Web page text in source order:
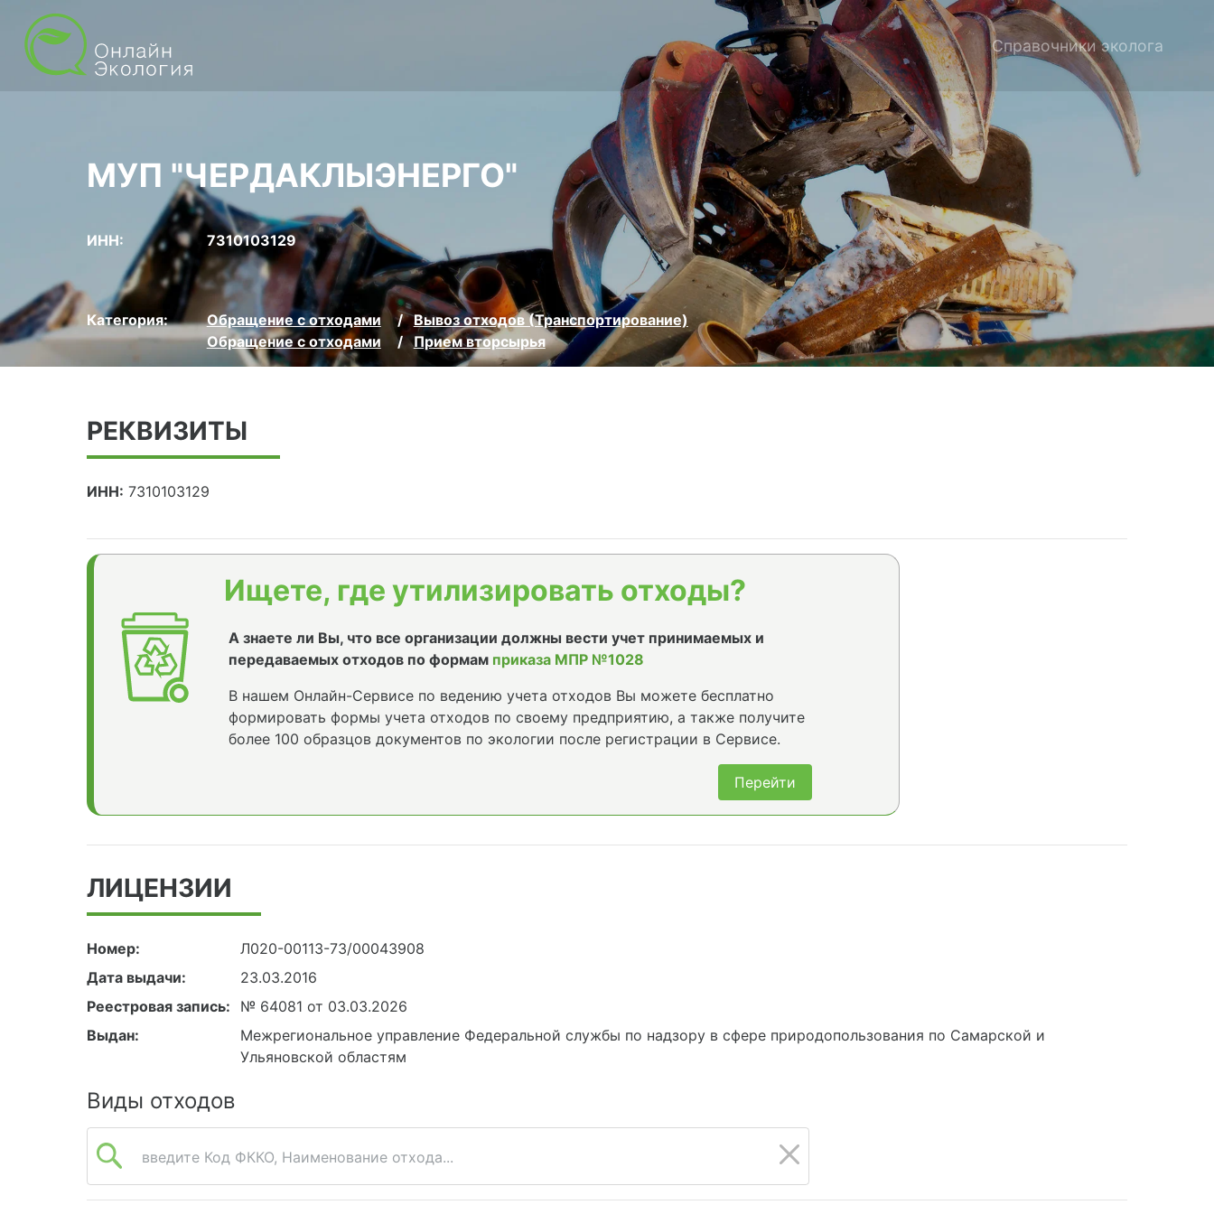
Справочники эколога
МУП "ЧЕРДАКЛЫЭНЕРГО"
ИНН: 7310103129
Категория: Обращение с отходами
Вывоз отходов (Транспортирование)
Обращение с отходами
Прием вторсырья
РЕКВИЗИТЫ
ИНН: 7310103129
Ищете, где утилизировать отходы?
А знаете ли Вы, что все организации должны вести учет принимаемых и
передаваемых отходов по формам приказа МПР №1028
В нашем Онлайн-Сервисе по ведению учета отходов Вы можете бесплатно
формировать формы учета отходов по своему предприятию, а также получите
более 100 образцов документов по экологии после регистрации в Сервисе.
Перейти
ЛИЦЕНЗИИ
Номер:
Л020-00113-73/00043908
Дата выдачи:
23.03.2016
Реестровая запись:
№ 64081 от 03.03.2026
Выдан:
Межрегиональное управление Федеральной службы по надзору в сфере природопользования по Самарской и
Ульяновской областям
Виды отходов
введите Код ФККО, Наименование отхода...